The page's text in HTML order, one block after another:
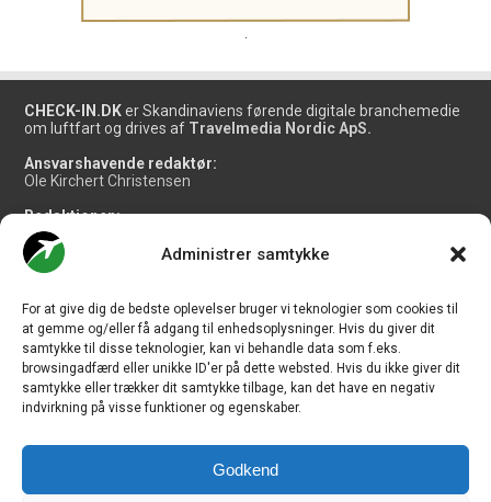
Administrer samtykke
For at give dig de bedste oplevelser bruger vi teknologier som cookies til
at gemme og/eller få adgang til enhedsoplysninger. Hvis du giver dit
samtykke til disse teknologier, kan vi behandle data som f.eks.
browsingadfærd eller unikke ID'er på dette websted. Hvis du ikke giver dit
samtykke eller trækker dit samtykke tilbage, kan det have en negativ
indvirkning på visse funktioner og egenskaber.
Godkend
CHECK-IN.DK er Skandinaviens førende digitale branchemedie
om luftfart og drives af Travelmedia Nordic ApS.
Ansvarshavende redaktør:
Ole Kirchert Christensen
Redaktionen:
Christian Granhøj Skouboe
Henrik Baumgarten
Danny Longhi Andreasen
Salg og jobannoncer:
salg@travelmedianordic.com
Vi tager ansvar for indholdet og er tilmeldt